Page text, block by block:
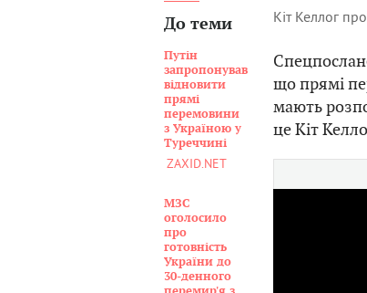
До теми
Путін
запропонував
відновити
прямі
перемовини
з Україною у
Туреччині
ZAXID.NET
МЗС
оголосило
про
готовність
України до
30-денного
Кіт Келлог
що прямі
мають
це Кіт